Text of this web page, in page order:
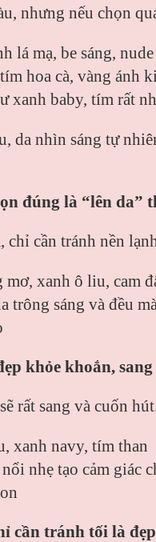
nhưng nếu chọn
lá mạ, be sáng, nude
hoa cà, vàng ánh
xanh baby, tím rất
da nhìn sáng tự
đúng là “lên da”
chỉ cần tránh nền
xanh ô liu, cam
sáng và đều
khỏe khoắn,
rất sang và cuốn
xanh navy, tím than
nhẹ tạo cảm giác
cần tránh tối là đẹp